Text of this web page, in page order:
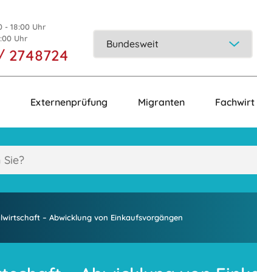
- 18:00 Uhr
Uhr
2748724
Externenprüfung Migranten Fachwirt
– Abwicklung von Einkaufsvorgängen